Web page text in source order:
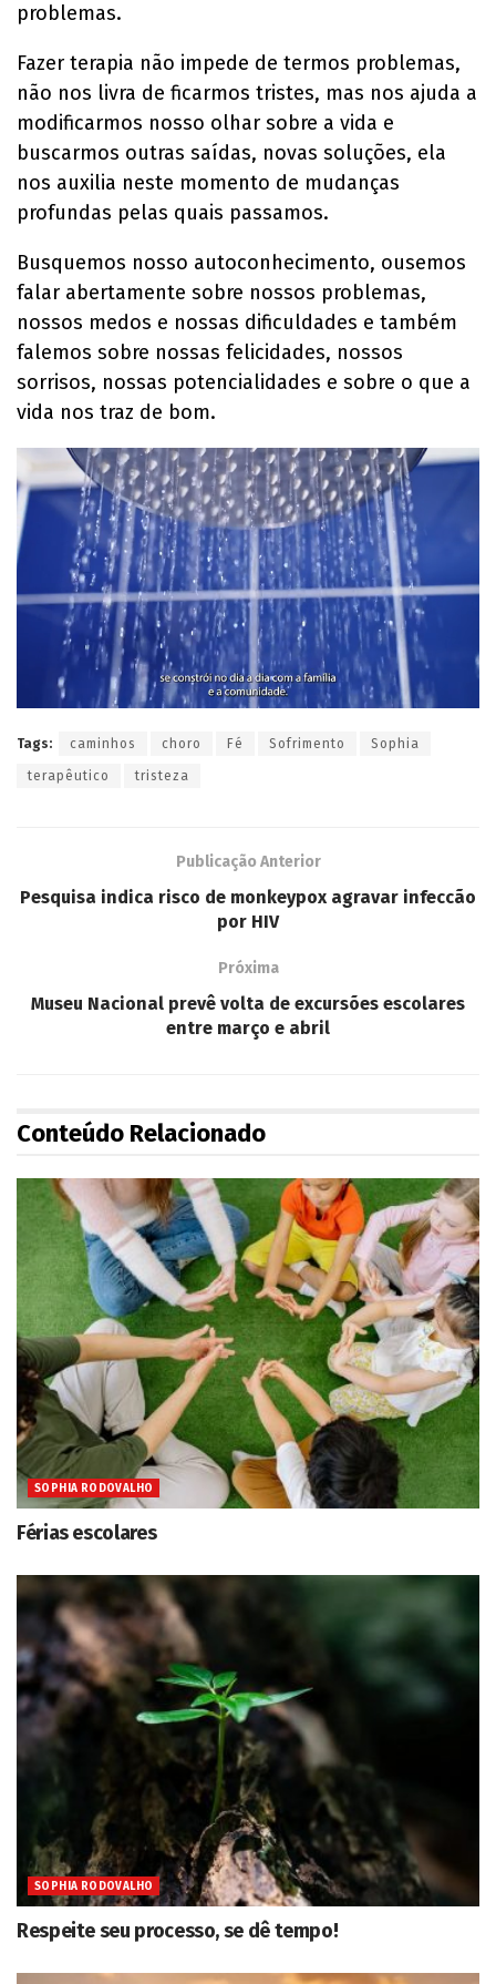
problemas.
Fazer terapia não impede de termos problemas,
não nos livra de ficarmos tristes, mas nos ajuda a
modificarmos nosso olhar sobre a vida e
buscarmos outras saídas, novas soluções, ela
nos auxilia neste momento de mudanças
profundas pelas quais passamos.
Busquemos nosso autoconhecimento, ousemos
falar abertamente sobre nossos problemas,
nossos medos e nossas dificuldades e também
falemos sobre nossas felicidades, nossos
sorrisos, nossas potencialidades e sobre o que a
vida nos traz de bom.
Tags: caminhos choro Fé Sofrimento Sophia
terapêutico tristeza
Publicação Anterior
Pesquisa indica risco de monkeypox agravar infeccão
por HIV
Próxima
Museu Nacional prevê volta de excursões escolares
entre março e abril
Conteúdo Relacionado
SOPHIA RODOVALHO
Férias escolares
SOPHIA RODOVALHO
Respeite seu processo, se dê tempo!